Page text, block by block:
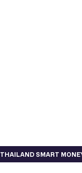
THAILAND SMART